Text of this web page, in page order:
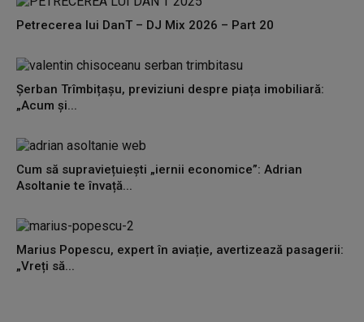
Petrecerea lui DanT – DJ Mix 2026 – Part 20
Șerban Trîmbițașu, previziuni despre piața imobiliară:
„Acum și...
Cum să supraviețuiești „iernii economice”: Adrian
Asoltanie te învață...
Marius Popescu, expert în aviație, avertizează pasagerii:
„Vreți să...